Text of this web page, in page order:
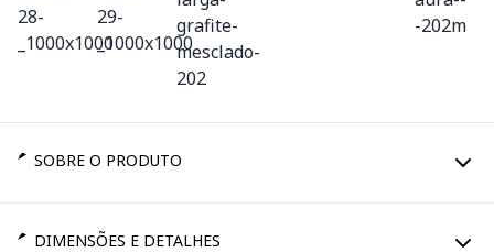
SOBRE O PRODUTO
DIMENSÕES E DETALHES